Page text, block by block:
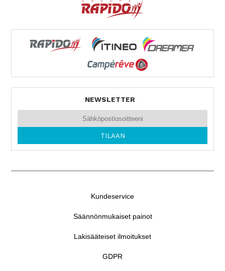
NEWSLETTER
Kundeservice
Säännönmukaiset painot
Lakisääteiset ilmoitukset
GDPR